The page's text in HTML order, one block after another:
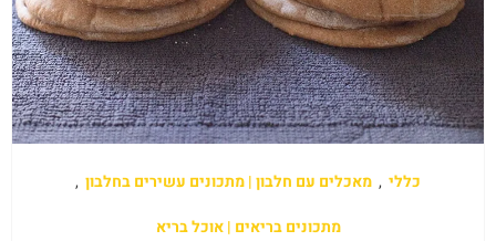
כללי , מאכלים עם חלבון | מתכונים עשירים בחלבון ,
מתכונים בריאים | אוכל בריא